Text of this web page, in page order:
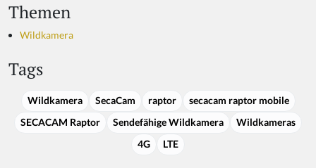
Themen
Wildkamera
Tags
Wildkamera SecaCam raptor
secacam raptor mobile
SECACAM Raptor
Sendefähige Wildkamera
Wildkameras
4G
LTE